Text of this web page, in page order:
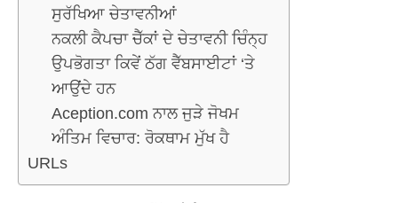
ਸੁਰੱਖਿਆ ਚੇਤਾਵਨੀਆਂ
ਨਕਲੀ ਕੈਪਚਾ ਚੈੱਕਾਂ ਦੇ ਚੇਤਾਵਨੀ ਚਿੰਨ੍ਹ
ਉਪਭੋਗਤਾ ਕਿਵੇਂ ਠੱਗ ਵੈੱਬਸਾਈਟਾਂ ‘ਤੇ
ਆਉਂਦੇ ਹਨ
Aception.com ਨਾਲ ਜੁੜੇ ਜੋਖਮ
ਅੰਤਿਮ ਵਿਚਾਰ: ਰੋਕਥਾਮ ਮੁੱਖ ਹੈ
URLs